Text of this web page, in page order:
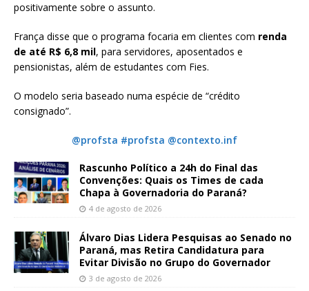
positivamente sobre o assunto.
França disse que o programa focaria em clientes com renda
de até R$ 6,8 mil, para servidores, aposentados e
pensionistas, além de estudantes com Fies.
O modelo seria baseado numa espécie de “crédito
consignado”.
@profsta #profsta @contexto.inf
Rascunho Político a 24h do Final das
Convenções: Quais os Times de cada
Chapa à Governadoria do Paraná?
4 de agosto de 2026
Álvaro Dias Lidera Pesquisas ao Senado no
Paraná, mas Retira Candidatura para
Evitar Divisão no Grupo do Governador
3 de agosto de 2026